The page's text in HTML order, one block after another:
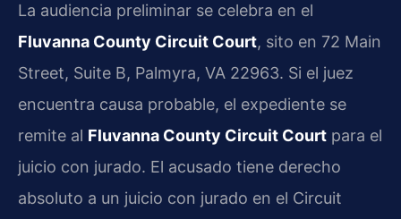
La audiencia preliminar se celebra en el
Fluvanna County Circuit Court, sito en 72 Main
Street, Suite B, Palmyra, VA 22963. Si el juez
encuentra causa probable, el expediente se
remite al Fluvanna County Circuit Court para el
juicio con jurado. El acusado tiene derecho
absoluto a un juicio con jurado en el Circuit